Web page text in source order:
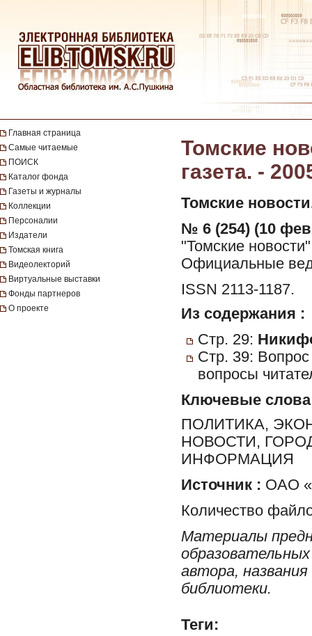
Главная страница
Самые читаемые
ПОИСК
Каталог фонда
Газеты и журналы
Коллекции
Персоналии
Издатели
Томская книга
Видеолекторий
Виртуальные выставки
Фонды партнеров
О проекте
Томские
газета. -
Томские
№ 6 (254) (10
"Томские
Официальные
ISSN 2113-1187.
Из содержания :
Стр. 29:
Стр. 39:
вопросы
Ключевые слова
ПОЛИТИКА,
НОВОСТИ,
ИНФОРМАЦИЯ
Источник : ОАО
Количество
Материалы
автора,
библиотеки.
Теги: